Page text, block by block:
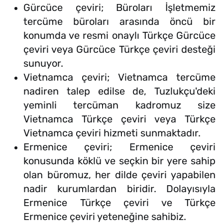
Gürcüce çeviri; Büroları İşletmemiz
tercüme büroları arasında öncü bir
konumda ve resmi onaylı Türkçe Gürcüce
çeviri veya Gürcüce Türkçe çeviri desteği
sunuyor.
Vietnamca çeviri; Vietnamca tercüme
nadiren talep edilse de, Tuzlukçu'deki
yeminli tercüman kadromuz size
Vietnamca Türkçe çeviri veya Türkçe
Vietnamca çeviri hizmeti sunmaktadır.
Ermenice çeviri; Ermenice çeviri
konusunda köklü ve seçkin bir yere sahip
olan büromuz, her dilde çeviri yapabilen
nadir kurumlardan biridir. Dolayısıyla
Ermenice Türkçe çeviri ve Türkçe
Ermenice çeviri yeteneğine sahibiz.